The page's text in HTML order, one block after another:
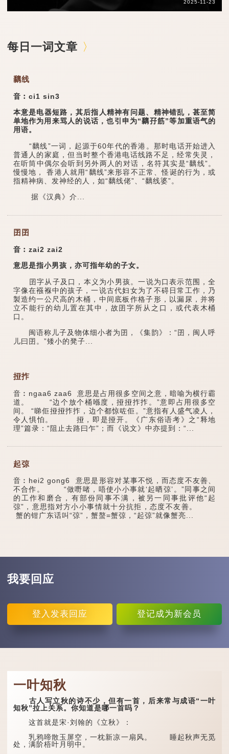
2025-11-23
每日一词文章
黐线
音︰ci1 sin3
本意是电器短路，其后指人精神有问题、精神错乱，甚至简
单地作为用来骂人的说话，也引申为“黐孖筋”等加重语气的
用语。
“黐线”一词，起源于60年代的香港。那时电话开始进入
普通人的家庭，但当时整个香港电话线路不足，经常失灵，
在听筒中偶尔会听到另外两人的对话，名符其实是“黐线”。
慢慢地， 香港人就用“黐线”来形容不正常、怪诞的行为，或
指精神病、发神经的人，如“黐线佬”、“黐线婆”。
据《汉典》介...
囝囝
音︰zai2 zai2
意思是指小男孩，亦可指年幼的子女。
囝字从子及口，本义为小男孩。一说为口表示范围，全
字像在襁褓中的孩子，一说古代妇女为了不碍日常工作，乃
製造约一公尺高的木桶，中间底板作格子形，以漏尿，并将
立不能行的幼儿置在其中，故囝字所从之口，或代表木桶
口。
闽语称儿子及物体细小者为囝，《集韵》：“囝，闽人呼
儿曰囝。”矮小的凳子...
挜拃
音︰ngaa6 zaa6 意思是占用很多空间之意，暗喻为横行霸
道。 “边个放个桶喺度，挜挜拃拃。”意即占用很多空
间。 “睇佢挜挜拃拃，边个都惊咗佢。”意指有人盛气凌人，
令人惧怕。 挜，即是挜开。《广东俗语考》之“释地
理”篇录：“阻止去路曰乍”；而《说文》中亦提到：“...
起弶
音︰hei2 gong6 意思是形容对某事不悦，而态度不友善、
不合作。 “做嘢啫，唔使小小事就‘起晒弶’。”同事之间
的工作和磨合，有部份同事不满，被另一同事批评他“起
弶”，意思指对方小小事情就十分抗拒，态度不友善。
蟹的钳广东话叫“弶”，蟹螯=蟹弶，“起弶”就像蟹亮...
我要回应
登入 发表回应 登记成为新会员
一叶知秋
古人写立秋的诗不少，但有一首，后来常与成语“一叶
知秋”拉上关系。你知道是哪一首吗？
这首就是宋·刘翰的《立秋》：
乳鸦啼散玉屏空，一枕新凉一扇风。 睡起秋声无觅
处，满阶梧叶月明中。